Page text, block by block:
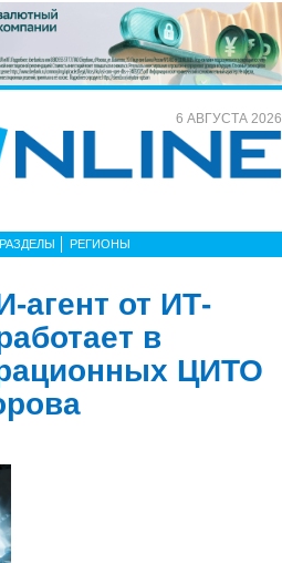
6 АВГУСТА 2026
РАЗДЕЛЫ РЕГИОНЫ
агент от ИТ-
в
ЦИТО